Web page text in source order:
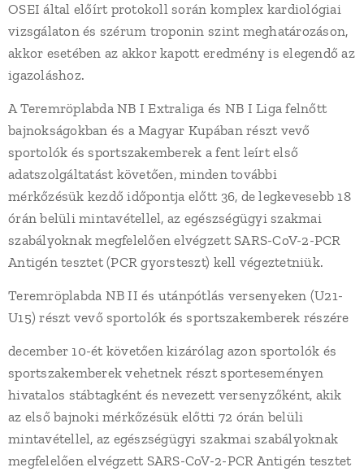
OSEI által előírt protokoll során komplex kardiológiai
vizsgálaton és szérum troponin szint meghatározáson,
akkor esetében az akkor kapott eredmény is elegendő az
igazoláshoz.
A Teremröplabda NB I Extraliga és NB I Liga felnőtt
bajnokságokban és a Magyar Kupában részt vevő
sportolók és sportszakemberek a fent leírt első
adatszolgáltatást követően, minden további
mérkőzésük kezdő időpontja előtt 36, de legkevesebb 18
órán belüli mintavétellel, az egészségügyi szakmai
szabályoknak megfelelően elvégzett SARS-CoV-2-PCR
Antigén tesztet (PCR gyorsteszt) kell végeztetniük.
Teremröplabda NB II és utánpótlás versenyeken (U21-
U15) részt vevő sportolók és sportszakemberek részére
december 10-ét követően kizárólag azon sportolók és
sportszakemberek vehetnek részt sporteseményen
hivatalos stábtagként és nevezett versenyzőként, akik
az első bajnoki mérkőzésük előtti 72 órán belüli
mintavétellel, az egészségügyi szakmai szabályoknak
megfelelően elvégzett SARS-CoV-2-PCR Antigén tesztet